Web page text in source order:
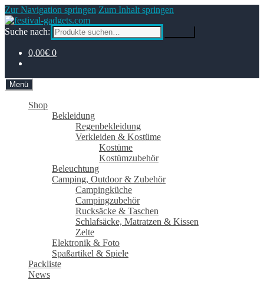
Zur Navigation springen Zum Inhalt springen
Suche nach:
0,00€ 0
Menü
Shop
Bekleidung
Regenbekleidung
Verkleiden & Kostüme
Kostüme
Kostümzubehör
Beleuchtung
Camping, Outdoor & Zubehör
Campingküche
Campingzubehör
Rucksäcke & Taschen
Schlafsäcke, Matratzen & Kissen
Zelte
Elektronik & Foto
Spaßartikel & Spiele
Packliste
News